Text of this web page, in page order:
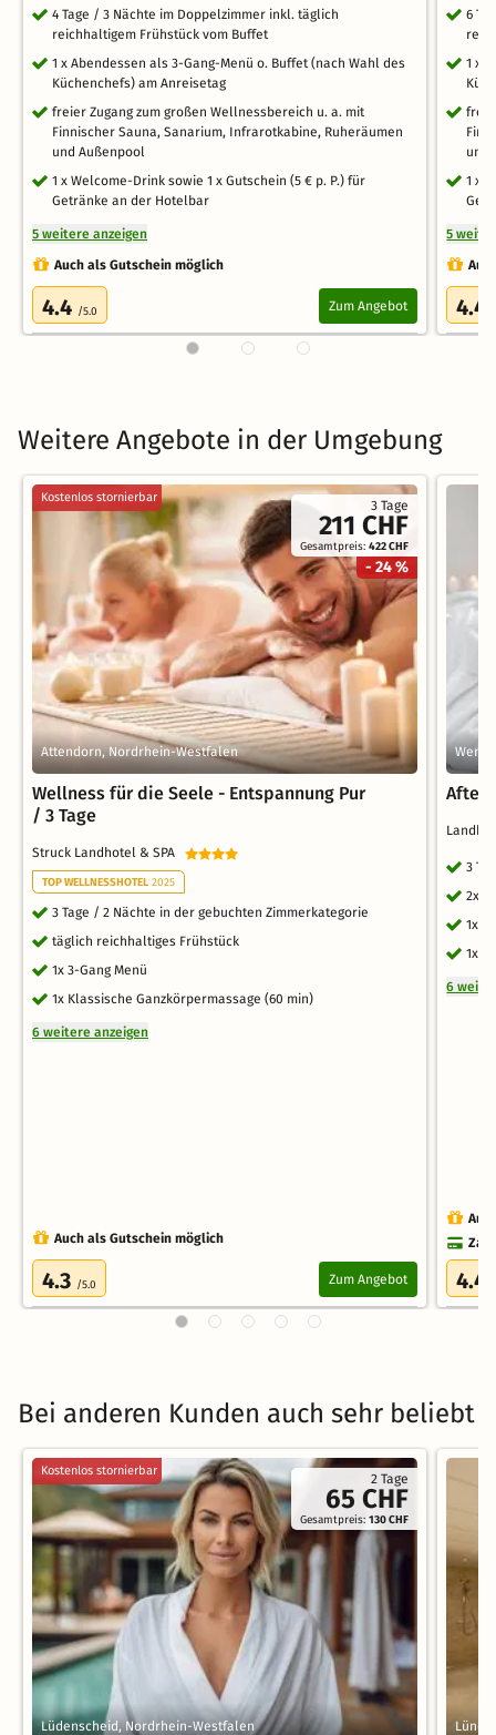
4 Tage / 3 Nächte im Doppelzimmer inkl. täglich
reichhaltigem Frühstück vom Buffet
1 x Abendessen als 3-Gang-Menü o. Buffet (nach Wahl des
Küchenchefs) am Anreisetag
freier Zugang zum großen Wellnessbereich u. a. mit
Finnischer Sauna, Sanarium, Infrarotkabine, Ruheräumen
und Außenpool
1 x Welcome-Drink sowie 1 x Gutschein (5 € p. P.) für
Getränke an der Hotelbar
5 weitere anzeigen
Auch als Gutschein möglich
4.4 /5.0 Zum Angebot
6
1 x
und
1 x
5
4.4
Weitere Angebote in der Umgebung
3 Tage
211 CHF
Gesamtpreis:422 CHF
- 24 %
Kostenlos stornierbar
Attendorn, Nordrhein-Westfalen
Wellness für die Seele - Entspannung Pur
/ 3 Tage
Struck Landhotel & SPA
TOP WELLNESSHOTEL 2025
3 Tage / 2 Nächte in der gebuchten Zimmerkategorie
täglich reichhaltiges Frühstück
1x 3-Gang Menü
1x Klassische Ganzkörpermassage (60 min)
6 weitere anzeigen
Auch als Gutschein möglich
4.3 /5.0 Zum Angebot
After-
3
2x
1x 3
1x 4
6
4.4
Bei anderen Kunden auch sehr beliebt
2 Tage
65 CHF
Gesamtpreis:130 CHF
Kostenlos stornierbar
Lüdenscheid, Nordrhein-Westfalen